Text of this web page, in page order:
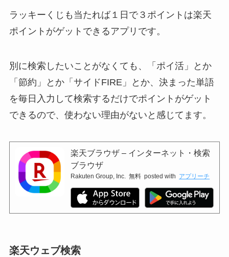
ラッキーくじも当たれば１日で３ポイントは楽天
ポイントがゲットできるアプリです。
別に検索したいことがなくても、「ポイ活」とか
「節約」とか「サイドFIRE」とか、決まった単語
を毎日入力して検索するだけでポイントがゲット
できるので、使わない理由がないと感じてます。
楽天ブラウザ – インターネット・検索
ブラウザ
Rakuten Group, Inc. 無料 posted with アプリーチ
楽天ウェブ検索